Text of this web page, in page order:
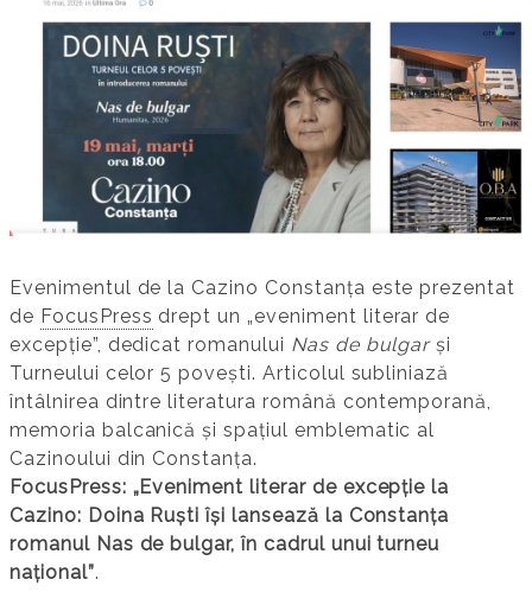
Evenimentul de la Cazino Constanța este prezentat
de FocusPress drept un „eveniment literar de
excepție”, dedicat romanului Nas de bulgarși
Turneului celor 5 povești. Articolul subliniază
întâlnirea dintre literatura română contemporană,
memoria balcanică și spațiul emblematic al
Cazinoului din Constanța.
FocusPress: „Eveniment literar de excepție la
Cazino: Doina Ruști își lansează la Constanța
romanul Nas de bulgar, în cadrul unui turneu
național”.